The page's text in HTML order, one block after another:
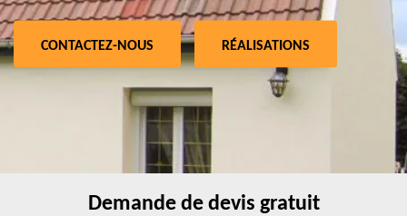
CONTACTEZ-NOUS RÉALISATIONS
Demande de devis gratuit